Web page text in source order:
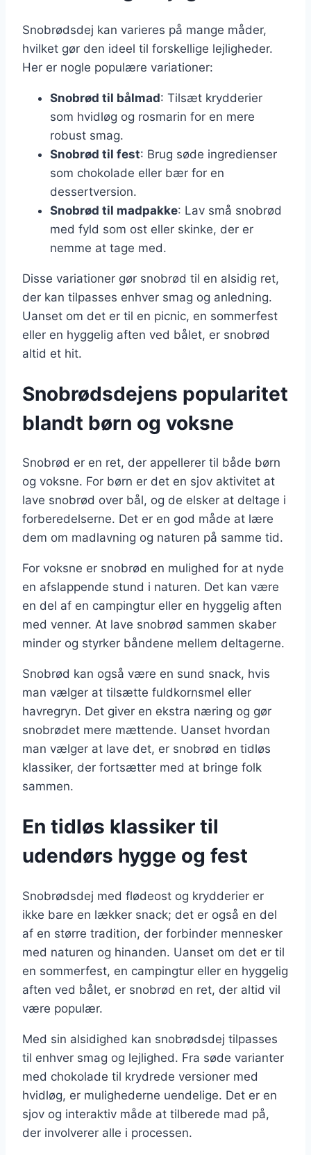
Snobrødsdej kan varieres på mange måder,
hvilket gør den ideel til forskellige lejligheder.
Her er nogle populære variationer:
Snobrød til bålmad: Tilsæt krydderier
som hvidløg og rosmarin for en mere
robust smag.
Snobrød til fest: Brug søde ingredienser
som chokolade eller bær for en
dessertversion.
Snobrød til madpakke: Lav små snobrød
med fyld som ost eller skinke, der er
nemme at tage med.
Disse variationer gør snobrød til en alsidig ret,
der kan tilpasses enhver smag og anledning.
Uanset om det er til en picnic, en sommerfest
eller en hyggelig aften ved bålet, er snobrød
altid et hit.
Snobrødsdejens popularitet
blandt børn og voksne
Snobrød er en ret, der appellerer til både børn
og voksne. For børn er det en sjov aktivitet at
lave snobrød over bål, og de elsker at deltage i
forberedelserne. Det er en god måde at lære
dem om madlavning og naturen på samme tid.
For voksne er snobrød en mulighed for at nyde
en afslappende stund i naturen. Det kan være
en del af en campingtur eller en hyggelig aften
med venner. At lave snobrød sammen skaber
minder og styrker båndene mellem deltagerne.
Snobrød kan også være en sund snack, hvis
man vælger at tilsætte fuldkornsmel eller
havregryn. Det giver en ekstra næring og gør
snobrødet mere mættende. Uanset hvordan
man vælger at lave det, er snobrød en tidløs
klassiker, der fortsætter med at bringe folk
sammen.
En tidløs klassiker til
udendørs hygge og fest
Snobrødsdej med flødeost og krydderier er
ikke bare en lækker snack; det er også en del
af en større tradition, der forbinder mennesker
med naturen og hinanden. Uanset om det er til
en sommerfest, en campingtur eller en hyggelig
aften ved bålet, er snobrød en ret, der altid vil
være populær.
Med sin alsidighed kan snobrødsdej tilpasses
til enhver smag og lejlighed. Fra søde varianter
med chokolade til krydrede versioner med
hvidløg, er mulighederne uendelige. Det er en
sjov og interaktiv måde at tilberede mad på,
der involverer alle i processen.